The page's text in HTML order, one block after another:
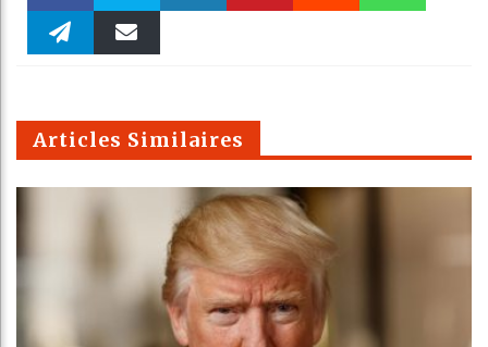
Faceboo Twitter
m
Articles Similaires